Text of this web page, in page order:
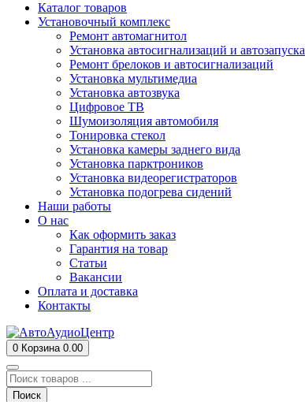
Каталог товаров
Установочный комплекс
Ремонт автомагнитол
Установка автосигнализаций и автозапуска
Ремонт брелоков и автосигнализаций
Установка мультимедиа
Установка автозвука
Цифровое ТВ
Шумоизоляция автомобиля
Тонировка стекол
Установка камеры заднего вида
Установка парктроников
Установка видеорегистраторов
Установка подогрева сидений
Наши работы
О нас
Как оформить заказ
Гарантия на товар
Статьи
Вакансии
Оплата и доставка
Контакты
0 Корзина 0.00
Поиск